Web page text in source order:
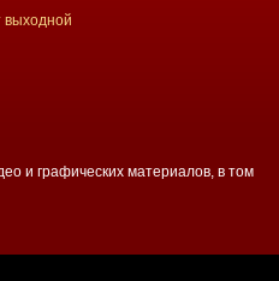
выходной
и графических материалов, в том